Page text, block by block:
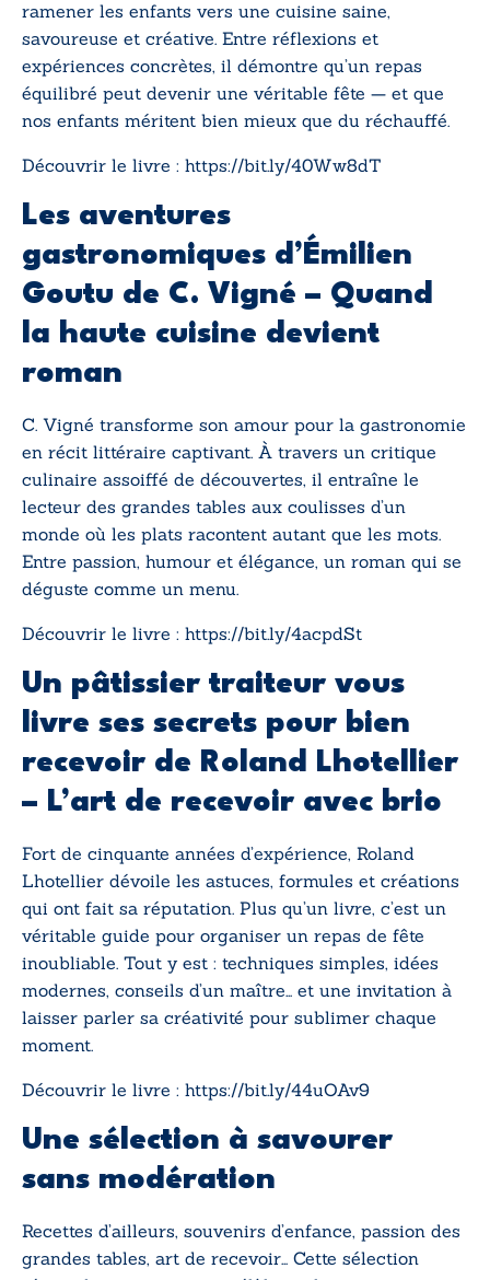
ramener les enfants vers une cuisine saine,
savoureuse et créative. Entre réflexions et
expériences concrètes, il démontre qu’un repas
équilibré peut devenir une véritable fête — et que
nos enfants méritent bien mieux que du réchauffé.
Découvrir le livre : https://bit.ly/40Ww8dT
Les aventures
gastronomiques d’Émilien
Goutu de C. Vigné – Quand
la haute cuisine devient
roman
C. Vigné transforme son amour pour la gastronomie
en récit littéraire captivant. À travers un critique
culinaire assoiffé de découvertes, il entraîne le
lecteur des grandes tables aux coulisses d’un
monde où les plats racontent autant que les mots.
Entre passion, humour et élégance, un roman qui se
déguste comme un menu.
Découvrir le livre : https://bit.ly/4acpdSt
Un pâtissier traiteur vous
livre ses secrets pour bien
recevoir de Roland Lhotellier
– L’art de recevoir avec brio
Fort de cinquante années d’expérience, Roland
Lhotellier dévoile les astuces, formules et créations
qui ont fait sa réputation. Plus qu’un livre, c’est un
véritable guide pour organiser un repas de fête
inoubliable. Tout y est : techniques simples, idées
modernes, conseils d’un maître… et une invitation à
laisser parler sa créativité pour sublimer chaque
moment.
Découvrir le livre : https://bit.ly/44uOAv9
Une sélection à savourer
sans modération
Recettes d’ailleurs, souvenirs d’enfance, passion des
grandes tables, art de recevoir… Cette sélection